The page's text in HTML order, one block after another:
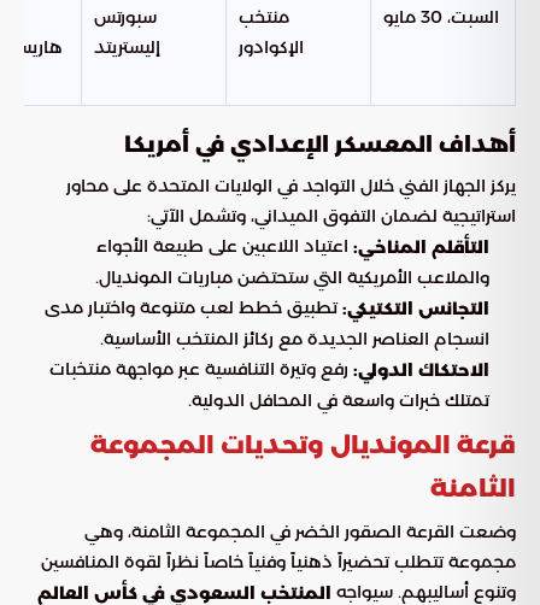
السبت، 30 مايو
منتخب
الإكوادور
سبورتس
إليستريتد
أهداف المعسكر الإعدادي في أمريكا
يركز الجهاز الفني خلال التواجد في الولايات المتحدة على محاور
استراتيجية لضمان التفوق الميداني، وتشمل الآتي:
التأقلم المناخي: اعتياد اللاعبين على طبيعة الأجواء
والملاعب الأمريكية التي ستحتضن مباريات المونديال.
التجانس التكتيكي:تطبيق خطط لعب متنوعة واختبار مدى
انسجام العناصر الجديدة مع ركائز المنتخب الأساسية.
الاحتكاك الدولي: رفع وتيرة التنافسية عبر مواجهة منتخبات
تمتلك خبرات واسعة في المحافل الدولية.
قرعة المونديال وتحديات المجموعة
الثامنة
وضعت القرعة الصقور الخضر في المجموعة الثامنة، وهي
مجموعة تتطلب تحضيراً ذهنياً وفنياً خاصاً نظراً لقوة المنافسين
وتنوع أساليبهم. سيواجه المنتخب السعودي في كأس العالم